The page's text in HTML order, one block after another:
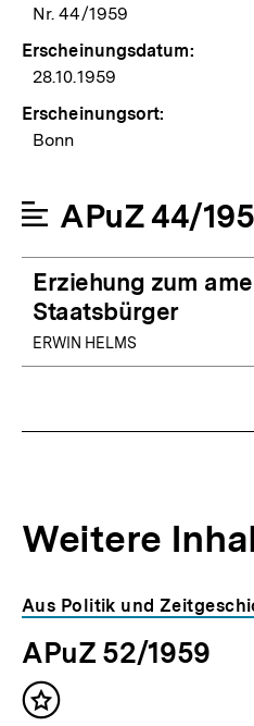
Nr. 44/1959
Erscheinungsdatum:
28.10.1959
Erscheinungsort:
Bonn
APuZ 44/
Erziehung zum
Staatsbürger
ERWIN HELMS
Weitere
Inhaltskarousell
für
weitere
Inhalte
Inhaltskarussell
überspringen
Aus Politik und
APuZ 52/1959
Inhalt